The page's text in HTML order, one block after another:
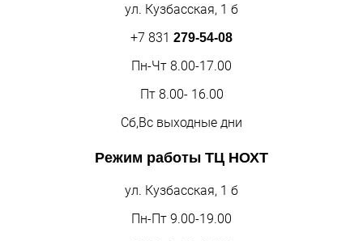
ул. Кузбасская, 1 б
+7 831 279-54-08
Пн-Чт 8.00-17.00
Пт 8.00- 16.00
Сб,Вс выходные дни
Режим работы ТЦ НОХТ
ул. Кузбасская, 1 б
Пн-Пт 9.00-19.00